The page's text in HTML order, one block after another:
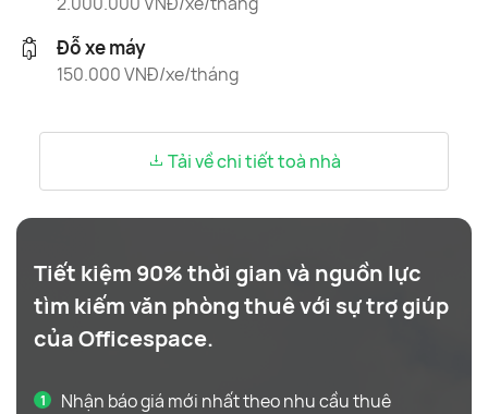
Đỗ xe máy
150.000 VNĐ/xe/tháng
Tải về chi tiết toà nhà
Tiết kiệm 90% thời gian và nguồn lực
tìm kiếm văn phòng thuê với sự trợ giúp
của Officespace.
Nhận báo giá mới nhất theo nhu cầu thuê